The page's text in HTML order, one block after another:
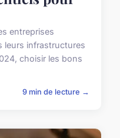
entreprises
leurs infrastructures
choisir les bons
9 min de lecture →